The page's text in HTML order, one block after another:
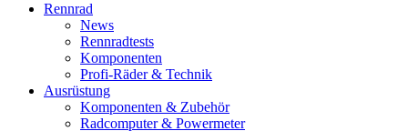
Rennrad
News
Rennradtests
Komponenten
Profi-Räder & Technik
Ausrüstung
Komponenten & Zubehör
Radcomputer & Powermeter